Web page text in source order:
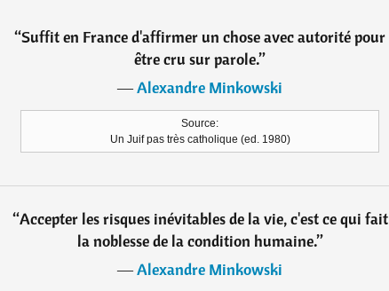
“Suffit en France d'affirmer un chose avec autorité pour
être cru sur parole.”
―Alexandre Minkowski
Source:
Un Juif pas très catholique (ed. 1980)
“Accepter les risques inévitables de la vie, c'est ce qui fait
la noblesse de la condition humaine.”
―Alexandre Minkowski